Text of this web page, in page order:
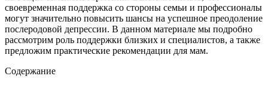
своевременная поддержка со стороны семьи и профессионалы
могут значительно повысить шансы на успешное преодоление
послеродовой депрессии. В данном материале мы подробно
рассмотрим роль поддержки близких и специалистов, а также
предложим практические рекомендации для мам.
Содержание